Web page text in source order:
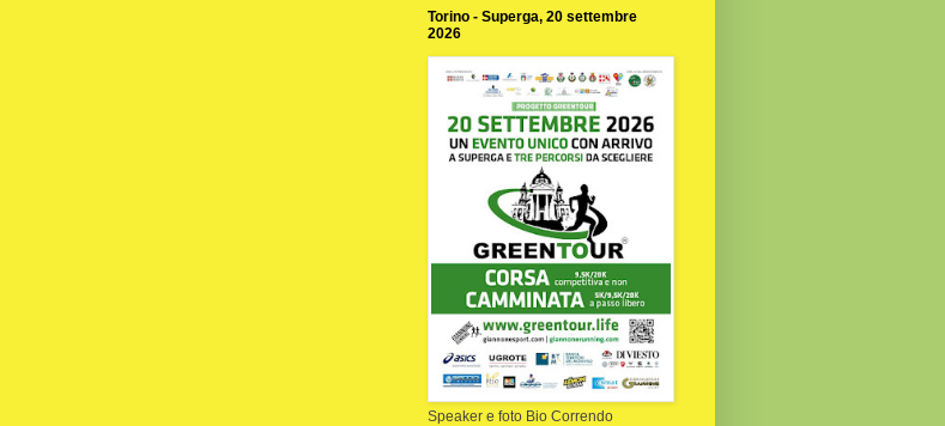
Torino - Superga, 20 settembre
2026
Speaker e foto Bio Correndo